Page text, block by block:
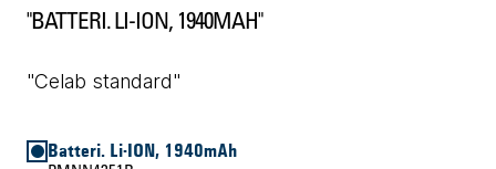
"BATTERI. LI-ION, 1940MAH"
"Celab standard"
Batteri. Li-ION, 1940mAh